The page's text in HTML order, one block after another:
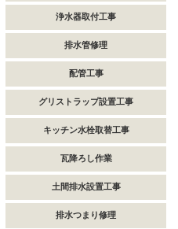
浄水器取付工事
排水管修理
配管工事
グリストラップ設置工事
キッチン水栓取替工事
瓦降ろし作業
土間排水設置工事
排水つまり修理